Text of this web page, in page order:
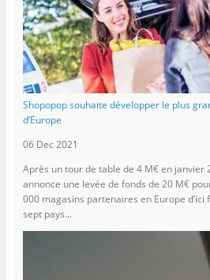
Shopopop souhaite développer le plus
d’Europe
06 Dec 2021
Après un tour de table de 4 M€ en janvier
annonce une levée de fonds de 20 M€
000 magasins partenaires en Europe d’ici
sept pays...